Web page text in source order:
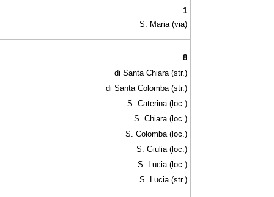
1
S. Maria (via)
8
di Santa Chiara (str.)
di Santa Colomba (str.)
S. Caterina (loc.)
S. Chiara (loc.)
S. Colomba (loc.)
S. Giulia (loc.)
S. Lucia (loc.)
S. Lucia (str.)